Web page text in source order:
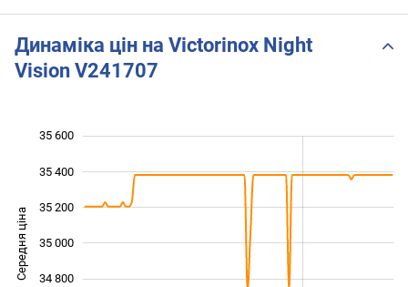
Динаміка цін на Victorinox Night
Vision V241707
Середня ціна 34 400
34 800
35 000
35 200
35 400
35 600